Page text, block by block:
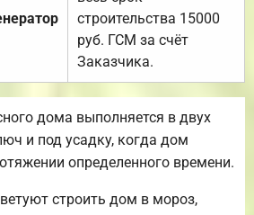
строительства 15000
руб. ГСМ за счёт
Заказчика.
дома выполняется в двух
и под усадку, когда дом
определенного времени.
строить дом в мороз,